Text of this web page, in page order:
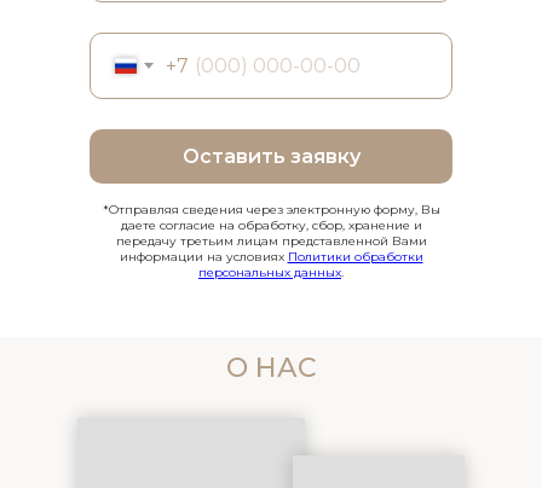
+7
Оставить заявку
*Отправляя сведения через электронную форму, Вы
даете согласие на обработку, сбор, хранение и
передачу третьим лицам представленной Вами
информации на условиях Политики обработки
персональных данных.
О НАС